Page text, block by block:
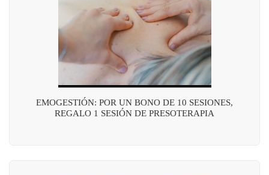
EMOGESTIÓN: POR UN BONO DE 10 SESIONES,
REGALO 1 SESIÓN DE PRESOTERAPIA